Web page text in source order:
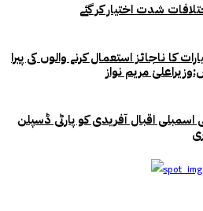
شدت اختیار کر گئے
کا ناجائز استعمال کرنے والوں کی پیرا
اقبال آفریدی کو پارٹی ڈسپلن